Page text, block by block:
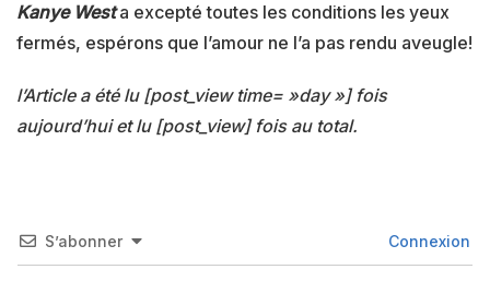
Kanye Westa excepté toutes les conditions les yeux
fermés, espérons que l’amour ne l’a pas rendu aveugle!
l’Article a été lu [post_view time= »day »] fois
aujourd’hui et lu [post_view] fois au total.
S’abonner Connexion